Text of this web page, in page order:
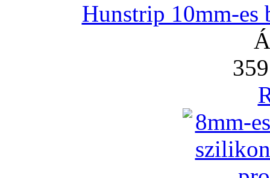
Hunstrip 10mm-es